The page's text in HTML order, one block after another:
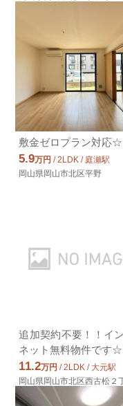
Ｊ
岡
敷金ゼロプラン対応
5.9万円 / 2LDK / 庭瀬駅
岡山県岡山市北区平野
追加契約不要！！イ
ネット無料物件です
11.2万円 / 2LDK / 大元駅
岡山県岡山市北区西古松２